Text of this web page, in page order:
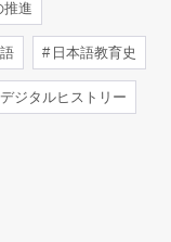
進
日本語教育史
ジタルヒストリー